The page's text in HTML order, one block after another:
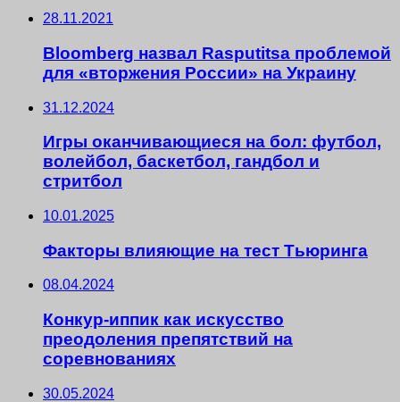
28.11.2021
Bloomberg назвал Rasputitsа проблемой
для «вторжения России» на Украину
31.12.2024
Игры оканчивающиеся на бол: футбол,
волейбол, баскетбол, гандбол и
стритбол
10.01.2025
Факторы влияющие на тест Тьюринга
08.04.2024
Конкур-иппик как искусство
преодоления препятствий на
соревнованиях
30.05.2024